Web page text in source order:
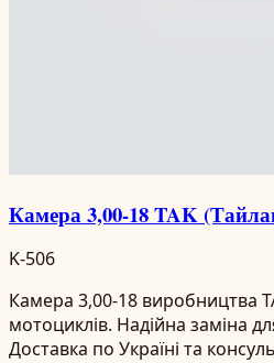
Камера 3,00-18 TAK
K-506
Камера 3,00-18 виробництва
мотоциклів. Надійна заміна
Доставка по Україні та